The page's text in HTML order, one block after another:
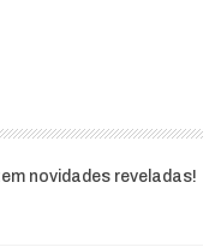
novidades reveladas!